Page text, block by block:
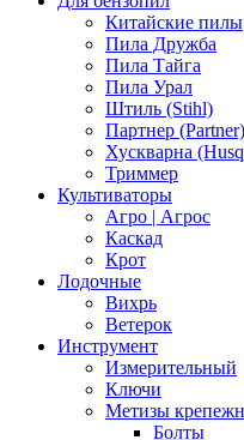
Китайские пилы
Пила Дружба
Пила Тайга
Пила Урал
Штиль (Stihl)
Партнер (Partner)
Хускварна
Триммер
Культиваторы
Агро | Агрос
Каскад
Крот
Лодочные
Вихрь
Ветерок
Инструмент
Измерительный
Ключи
Метизы
Болты